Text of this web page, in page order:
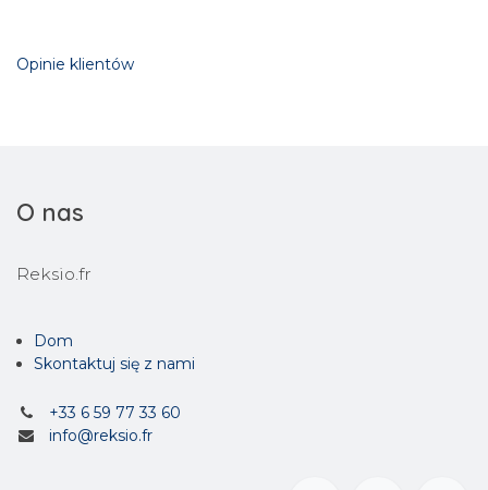
Opinie klientów
O nas
Reksio.fr
Dom
Skontaktuj się z nami
+33 6 59 77 33 60
info@reksio.fr